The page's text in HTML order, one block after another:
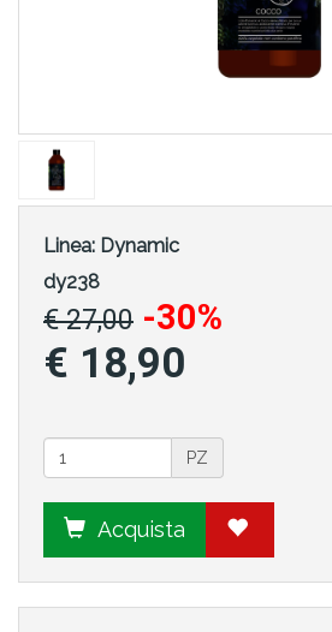
Linea: Dynamic
dy238
€ 27,00 -30%
€ 18,90
PZ
Acquista